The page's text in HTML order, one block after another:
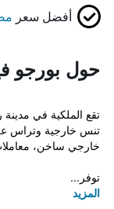
أفضل سعر
حول بورجو
تقع الملكية في
تنس خارجية وتراس
خارجي ساخن،
توفر...
المزيد